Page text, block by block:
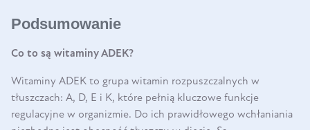
Podsumowanie
Co to są witaminy ADEK?
Witaminy ADEK to grupa witamin rozpuszczalnych w
tłuszczach: A, D, E i K, które pełnią kluczowe funkcje
regulacyjne w organizmie. Do ich prawidłowego wchłaniania